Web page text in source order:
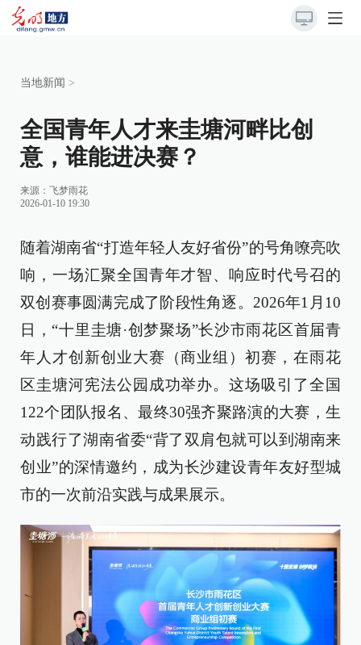
当地新闻 >
全国青年人才来圭塘河畔比创
意，谁能进决赛？
来源： 飞梦雨花
2026-01-10 19:30
随着湖南省“打造年轻人友好省份”的号角嘹亮吹
响，一场汇聚全国青年才智、响应时代号召的
双创赛事圆满完成了阶段性角逐。2026年1月10
日，“十里圭塘·创梦聚场”长沙市雨花区首届青
年人才创新创业大赛（商业组）初赛，在雨花
区圭塘河宪法公园成功举办。这场吸引了全国
122个团队报名、最终30强齐聚路演的大赛，生
动践行了湖南省委“背了双肩包就可以到湖南来
创业”的深情邀约，成为长沙建设青年友好型城
市的一次前沿实践与成果展示。